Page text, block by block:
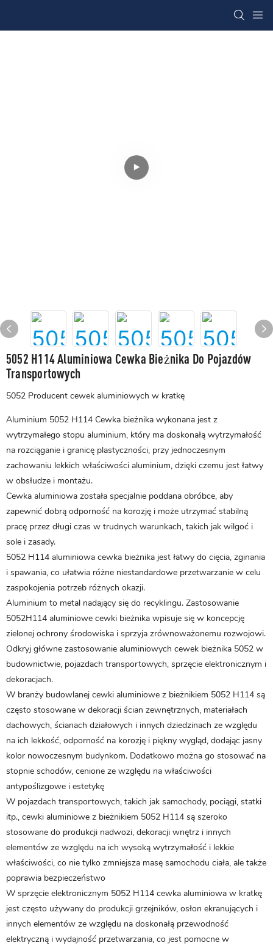
5052 H114 Aluminiowa Cewka Bieżnika Do Pojazdów
Transportowych
5052 Producent cewek aluminiowych w kratkę
Aluminium 5052 H114 Cewka bieżnika wykonana jest z
wytrzymałego stopu aluminium, który ma doskonałą wytrzymałość
na rozciąganie i granicę plastyczności, przy jednoczesnym
zachowaniu lekkich właściwości aluminium, dzięki czemu jest łatwy
w obsłudze i montażu.
Cewka aluminiowa została specjalnie poddana obróbce, aby
zapewnić dobrą odporność na korozję i może utrzymać stabilną
pracę przez długi czas w trudnych warunkach, takich jak wilgoć i
sole i zasady.
5052 H114 aluminiowa cewka bieżnika jest łatwy do cięcia, zginania
i spawania, co ułatwia różne niestandardowe przetwarzanie w celu
zaspokojenia potrzeb różnych okazji.
Aluminium to metal nadający się do recyklingu. Zastosowanie
5052H114 aluminiowe cewki bieżnika wpisuje się w koncepcję
zielonej ochrony środowiska i sprzyja zrównoważonemu rozwojowi.
Odkryj główne zastosowanie aluminiowych cewek bieżnika 5052 w
budownictwie, pojazdach transportowych, sprzęcie elektronicznym i
dekoracjach.
W branży budowlanej cewki aluminiowe z bieżnikiem 5052 H114 są
często stosowane w dekoracji ścian zewnętrznych, materiałach
dachowych, ścianach działowych i innych dziedzinach ze względu
na ich lekkość, odporność na korozję i piękny wygląd, dodając jasny
kolor nowoczesnym budynkom. Dodatkowo można go stosować na
stopnie schodów, cenione ze względu na właściwości
antypoślizgowe i estetykę
W pojazdach transportowych, takich jak samochody, pociągi, statki
itp., cewki aluminiowe z bieżnikiem 5052 H114 są szeroko
stosowane do produkcji nadwozi, dekoracji wnętrz i innych
elementów ze względu na ich wysoką wytrzymałość i lekkie
właściwości, co nie tylko zmniejsza masę samochodu ciała, ale także
poprawia bezpieczeństwo
W sprzęcie elektronicznym 5052 H114 cewka aluminiowa w kratkę
jest często używany do produkcji grzejników, osłon ekranujących i
innych elementów ze względu na doskonałą przewodność
elektryczną i wydajność przetwarzania, co jest pomocne w